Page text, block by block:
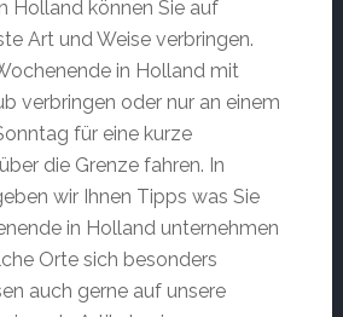
Holland können Sie auf
Art und Weise verbringen.
in Holland mit
verbringen oder nur an einem
für eine kurze
die Grenze fahren. In
wir Ihnen Tipps was Sie
in Holland unternehmen
Orte sich besonders
auch gerne auf unsere